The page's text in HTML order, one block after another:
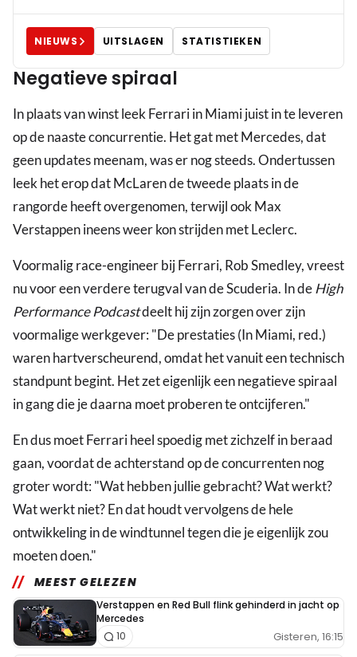
NIEUWS UITSLAGEN STATISTIEKEN
Negatieve spiraal
In plaats van winst leek Ferrari in Miami juist in te leveren
op de naaste concurrentie. Het gat met Mercedes, dat
geen updates meenam, was er nog steeds. Ondertussen
leek het erop dat McLaren de tweede plaats in de
rangorde heeft overgenomen, terwijl ook Max
Verstappen ineens weer kon strijden met Leclerc.
Voormalig race-engineer bij Ferrari, Rob Smedley, vreest
nu voor een verdere terugval van de Scuderia. In deHigh
Performance Podcastdeelt hij zijn zorgen over zijn
voormalige werkgever: "De prestaties (In Miami, red.)
waren hartverscheurend, omdat het vanuit een technisch
standpunt begint. Het zet eigenlijk een negatieve spiraal
in gang die je daarna moet proberen te ontcijferen."
En dus moet Ferrari heel spoedig met zichzelf in beraad
gaan, voordat de achterstand op de concurrenten nog
groter wordt: "Wat hebben jullie gebracht? Wat werkt?
Wat werkt niet? En dat houdt vervolgens de hele
ontwikkeling in de windtunnel tegen die je eigenlijk zou
moeten doen."
MEEST GELEZEN
Verstappen en Red Bull flink gehinderd in jacht op
Mercedes
Gisteren, 16:15
10